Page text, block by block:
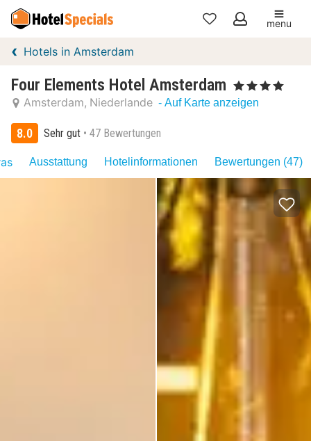
Meine
menu
Hotels in Amsterdam
Four Elements Hotel Amsterdam , 4 Sterne
Amsterdam Niederlande - Auf Karte anzeigen
8.0 Sehr gut 47 Bewertungen
Ausstattung Hotelinformationen Bewertungen (47)